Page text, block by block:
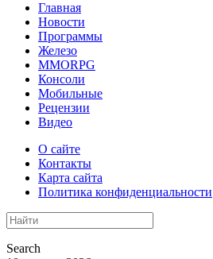
Главная
Новости
Программы
Железо
MMORPG
Консоли
Мобильные
Рецензии
Видео
О сайте
Контакты
Карта сайта
Политика конфиденциальности
Search